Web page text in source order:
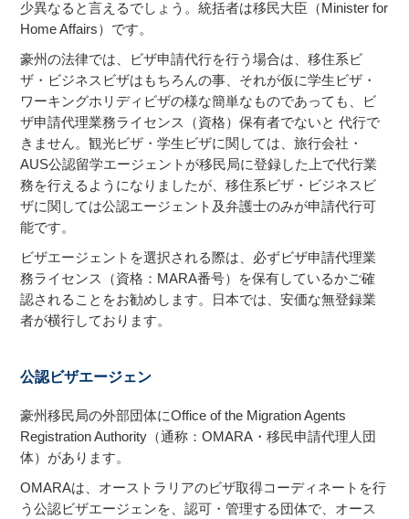
少異なると言えるでしょう。統括者は移民大臣（Minister for
Home Affairs）です。
豪州の法律では、ビザ申請代行を行う場合は、移住系ビ
ザ・ビジネスビザはもちろんの事、それが仮に学生ビザ・
ワーキングホリディビザの様な簡単なものであっても、ビ
ザ申請代理業務ライセンス（資格）保有者でないと 代行で
きません。観光ビザ・学生ビザに関しては、旅行会社・
AUS公認留学エージェントが移民局に登録した上で代行業
務を行えるようになりましたが、移住系ビザ・ビジネスビ
ザに関しては公認エージェント及弁護士のみが申請代行可
能です。
ビザエージェントを選択される際は、必ずビザ申請代理業
務ライセンス（資格：MARA番号）を保有しているかご確
認されることをお勧めします。日本では、安価な無登録業
者が横行しております。
公認ビザエージェン
豪州移民局の外部団体にOffice of the Migration Agents
Registration Authority（通称：OMARA・移民申請代理人団
体）があります。
OMARAは、オーストラリアのビザ取得コーディネートを行
う公認ビザエージェンを、認可・管理する団体で、オース